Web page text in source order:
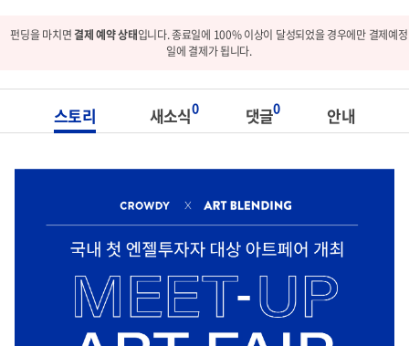
펀딩을 마치면결제 예약 상태입니다. 종료일에 100% 이상이 달성되었을 경우에만 결제예정
일에 결제가 됩니다.
스토리 새소식0 댓글0 안내